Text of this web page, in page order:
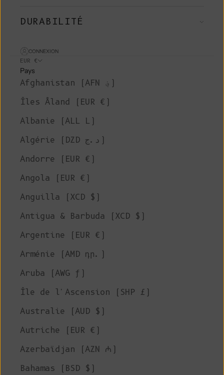
DURABILITÉ
CONNEXION
EUR €
Pays
Afghanistan (AFN ؋)
Îles Åland (EUR €)
Albanie (ALL L)
Algérie (DZD د.ج)
Andorre (EUR €)
Angola (EUR €)
Anguilla (XCD $)
Antigua & Barbuda (XCD $)
Argentine (EUR €)
Arménie (AMD դր.)
Aruba (AWG ƒ)
Île de l'Ascension (SHP £)
Australie (AUD $)
Autriche (EUR €)
Azerbaïdjan (AZN ₼)
Bahamas (BSD $)